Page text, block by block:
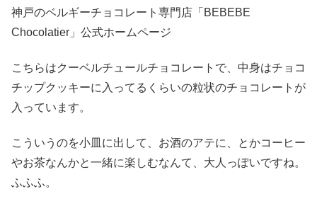
神戸のベルギーチョコレート専門店「BEBEBE
Chocolatier」公式ホームページ
こちらはクーベルチュールチョコレートで、中身はチョコ
チップクッキーに入ってるくらいの粒状のチョコレートが
入っています。
こういうのを小皿に出して、お酒のアテに、とかコーヒー
やお茶なんかと一緒に楽しむなんて、大人っぽいですね。
ふふふ。